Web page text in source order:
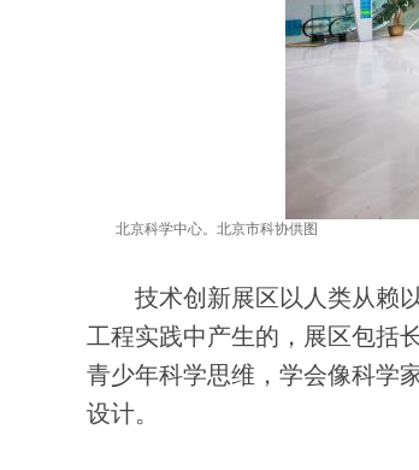
北京科学中心。北京市科协供图
技术创新展区以人类从赖以
工程实践中产生的，展区包括
青少年科学思维，学会像科学
设计。